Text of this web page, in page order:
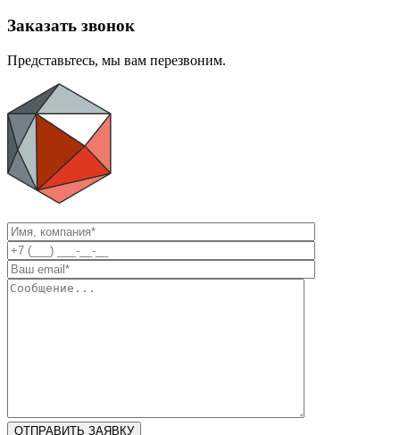
Заказать звонок
Представьтесь, мы вам перезвоним.